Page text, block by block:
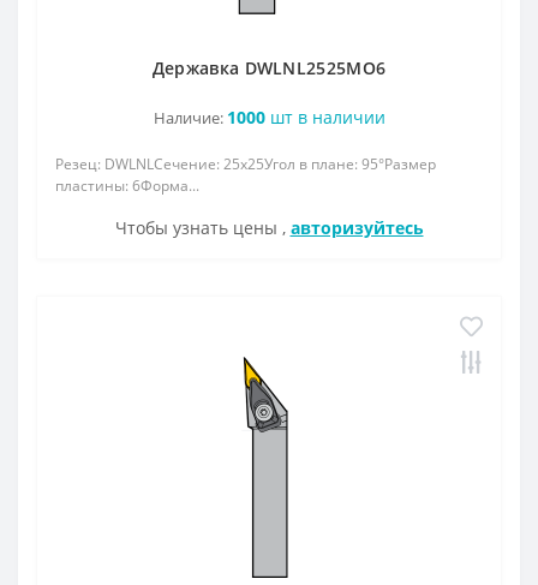
Державка DWLNL2525МО6
Наличие: 1000шт в наличии
Резец: DWLNLСечение: 25x25Угол в плане: 95°Размер
пластины: 6Форма...
Чтобы узнать цены , авторизуйтесь